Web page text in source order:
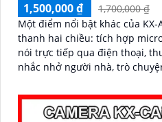
1,500,000 ₫
1,700,000 ₫
Một điểm nổi bật khác của
thanh hai chiều: tích hợp
nói trực tiếp qua điện thoại,
nhắc nhở người nhà, trò
nhanh chóng, đây thực sự là
minh, gọn nhẹ mà vô cùng